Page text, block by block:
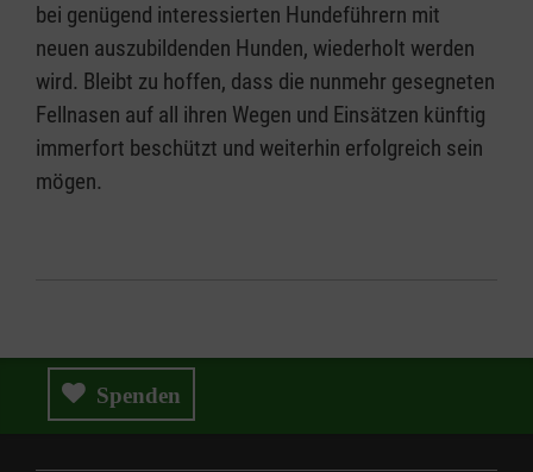
bei genügend interessierten Hundeführern mit
neuen auszubildenden Hunden, wiederholt werden
wird. Bleibt zu hoffen, dass die nunmehr gesegneten
Fellnasen auf all ihren Wegen und Einsätzen künftig
immerfort beschützt und weiterhin erfolgreich sein
mögen.
Spenden